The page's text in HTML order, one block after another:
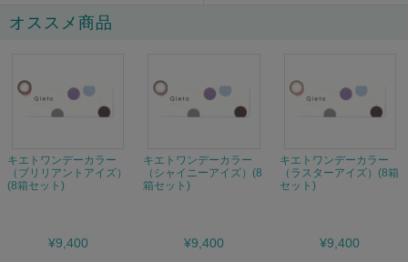
オススメ商品
キエトワンデーカラー
（ブリリアントアイズ）
(8箱セット)
¥9,400
キエトワンデーカラー
（シャイニーアイズ）(8
箱セット)
¥9,400
キエトワンデーカラー
（ラスターアイズ）(8箱
セット)
¥9,400